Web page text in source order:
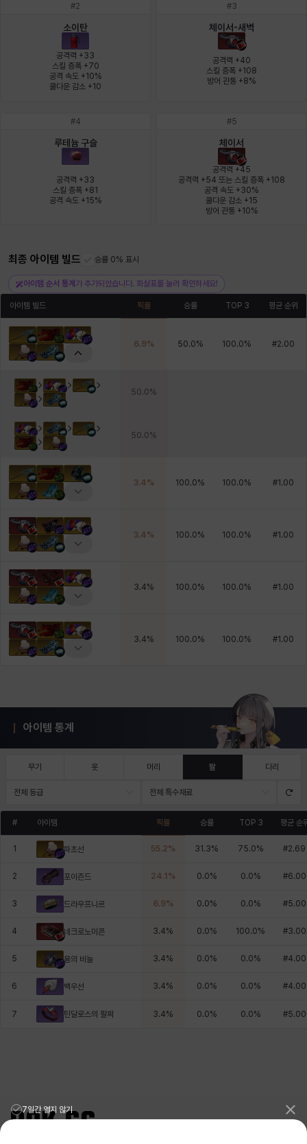
이안 재키
카밀로
크레이버 타지아
펠릭스 피올로
헤이즈 헨리 현우
#2
소이탄
공격력 +33
스킬 증폭 +70
공격 속도 +10%
쿨다운 감소 +10
#3
체이서-새벽
공격력 +40
스킬 증폭 +108
방어 관통 +8%
#4
루테늄 구슬
공격력 +33
스킬 증폭 +81
공격 속도 +15%
#5
체이서
공격력 +45
공격력 +54 또는 스킬 증폭 +108
공격 속도 +30%
쿨다운 감소 +15
방어 관통 +10%
최종 아이템 빌드 승률 0% 표시
아이템 순서 통계 가 추가되었습니다. 화살표를 눌러 확인하세요!
아이템 빌드 픽률 승률 TOP 3 평균 순위
6.9% 50.0% 100.0% #2.00
50.0%
50.0%
3.4% 100.0% 100.0% #1.00
3.4% 100.0% 100.0% #1.00
3.4% 100.0% 100.0% #1.00
3.4% 100.0% 100.0% #1.00
아이템 통계
무기 옷 머리 팔 다리
전체 등급 전체 특수재료
# 아이템 픽률 승률 TOP 3 평균 순
1 파초선 55.2% 31.3% 75.0% #2.69
2 포이즌드 24.1 % 0.0% 0.0% #6.00
3 드라우프니르 6.9% 0.0% 0.0% #5.00
4 네크로노미콘 3.4% 0.0% 100.0% #3.00
5 용의 비늘 3.4% 0.0% 0.0% #4.00
6 백우선 3.4% 0.0% 0.0% #4.00
7 틴달로스의 팔찌 3.4% 0.0% 0.0% #5.00
7일간 열지 않기